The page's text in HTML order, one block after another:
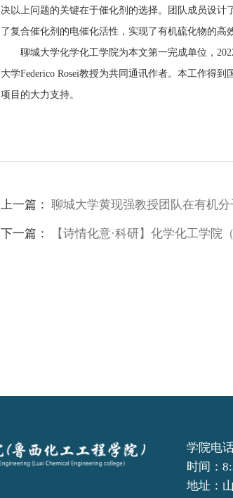
决以上问题的关键在于催化剂的选择。团队成员设
了复合催化剂的电催化活性，实现了有机硫化物的高
聊城大学化学化工学院为本文第一完成单位，
大学Federico Rosei教授为共同通讯作者。本工作得
项目的大力支持。
上一篇： 聊城大学黄现强教授团队在有机
下一篇： 【诗情化意·科研】化学化工学
学院电
时间：
地址：